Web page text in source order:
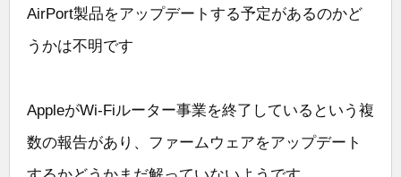
AirPort製品をアップデートする予定があるのか​​ど
うかは不明です
AppleがWi-Fiルーター事業を終了しているという複
数の報告があり、ファームウェアをアップデート